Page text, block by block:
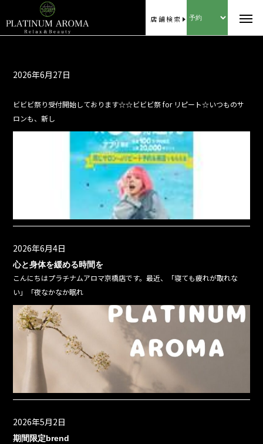
店舗検索
2026年6月27日
ビビビ祭り受付開始しております☆☆ビビビ祭 for リピート☆いつものサ
ロンも、新し
2026年6月4日
心と身体を緩める時間を
こんにちはプラチナムアロマ京橋店です。最近、「寝ても疲れが取れな
い」「夜なかなか眠れ
2026年5月2日
期間限定brend